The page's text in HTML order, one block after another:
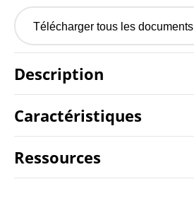
Télécharger tous les documents
Description
Caractéristiques
Ressources